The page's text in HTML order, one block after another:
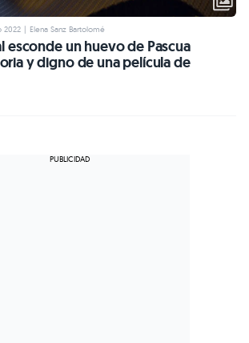
2022 | Elena Sanz Bartolomé
esconde un huevo de Pascua
y digno de una película de